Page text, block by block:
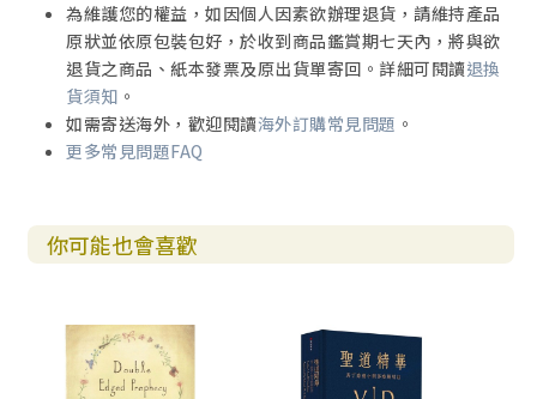
第七章 愛的生命（約翰福音與書信）
一、愛的使徒
二、愛的福音
三、愛的書信
四、愛的倫理——以基督為中心
五、愛人如己——應該愛自己嗎？
七、聖愛觀帶來巨大的變革
一、神愛人與人愛神
二、在基督裡
三、保羅的十架神學
為維護您的權益，如因個人因素欲辦理退貨，請維持產品
原狀並依原包裝包好，於收到商品鑑賞期七天內，將與欲
退貨之商品、紙本發票及原出貨單寄回。詳細可閱讀退換
貨須知 。
如需寄送海外，歡迎閱讀海外訂購常見問題 。
更多常見問題FAQ
你可能也會喜歡